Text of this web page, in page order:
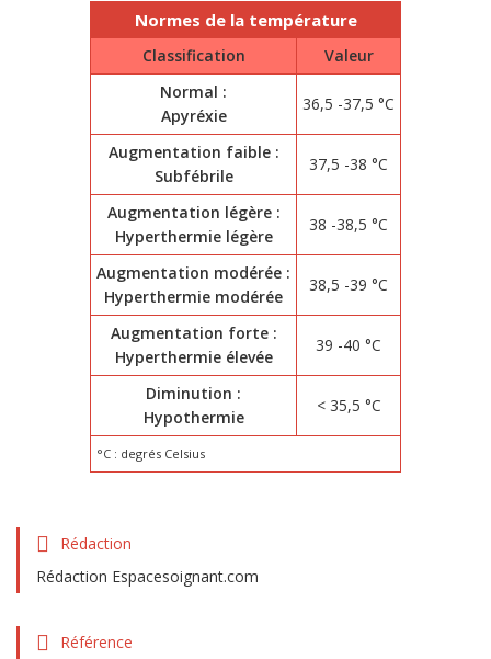
Normes de la température
Classification
Valeur
Normal :
Apyréxie
36,5 -37,5 °C
Augmentation faible :
Subfébrile
37,5 -38 °C
Augmentation légère :
Hyperthermie légère
38 -38,5 °C
Augmentation modérée :
Hyperthermie modérée
38,5 -39 °C
Augmentation forte :
Hyperthermie élevée
39 -40 °C
Diminution :
Hypothermie
< 35,5 °C
°C : degrés Celsius
Rédaction
Rédaction Espacesoignant.com
Référence